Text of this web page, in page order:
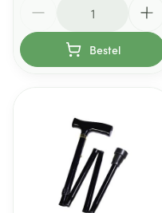
Bestel